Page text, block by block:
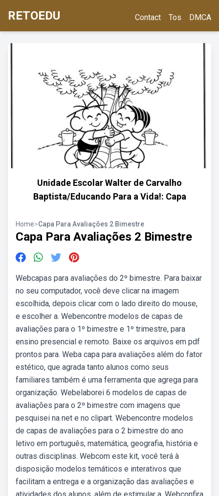
RETOEDU Contact Tos DMCA
Unidade Escolar Walter de Carvalho
Baptista/Educando Para a Vida!: Capa
Home>Capa Para Avaliações 2 Bimestre
Capa Para Avaliações 2 Bimestre
Webcapas para avaliações do 2º bimestre. Para baixar
no seu computador, você deve clicar na imagem
escolhida, depois clicar com o lado direito do mouse,
e escolher a. Webencontre modelos de capas de
avaliações para o 1º bimestre e 1º trimestre, para
ensino presencial e remoto. Baixe os arquivos em pdf
prontos para. Weba capa para avaliações além do fator
estético, que agrada tanto alunos como seus
familiares também é uma ferramenta que agrega para
organização. Webelaborei 6 modelos de capas de
avaliações para o 2º bimestre com imagens que
pesquisei na net e no clipart. Webencontre modelos
de capas de avaliações para o 2 bimestre do ano
letivo em português, matemática, geografia, história e
outras disciplinas. Webcom este kit, você terá à
disposição modelos temáticos e interativos que
facilitam a entrega e a organização das avaliações e